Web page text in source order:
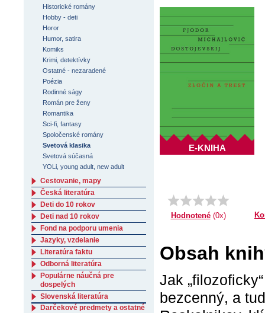
E-KNIHA
Hodnotené(0x)
Obsah
Jak
bezcenný, a
Historické romány
Hobby - deti
Horor
Humor, satira
Komiks
Krimi, detektívky
Ostatné - nezaradené
Poézia
Rodinné ságy
Román pre ženy
Romantika
Sci-fi, fantasy
Spoločenské romány
Svetová klasika
Svetová súčasná
YOLi, young adult, new adult
Cestovanie, mapy
Česká literatúra
Deti do 10 rokov
Deti nad 10 rokov
Fond na podporu umenia
Jazyky, vzdelanie
Literatúra faktu
Odborná literatúra
Populárne náučná pre
dospelých
Slovenská literatúra
Darčekové predmety a ostatné